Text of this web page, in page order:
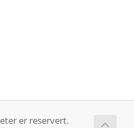
er reservert.